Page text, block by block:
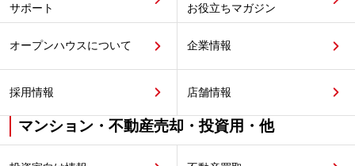
サポート
お役立ちマガジン
オープンハウスについて 企業情報
採用情報 店舗情報
マンション・不動産売却・投資用・他